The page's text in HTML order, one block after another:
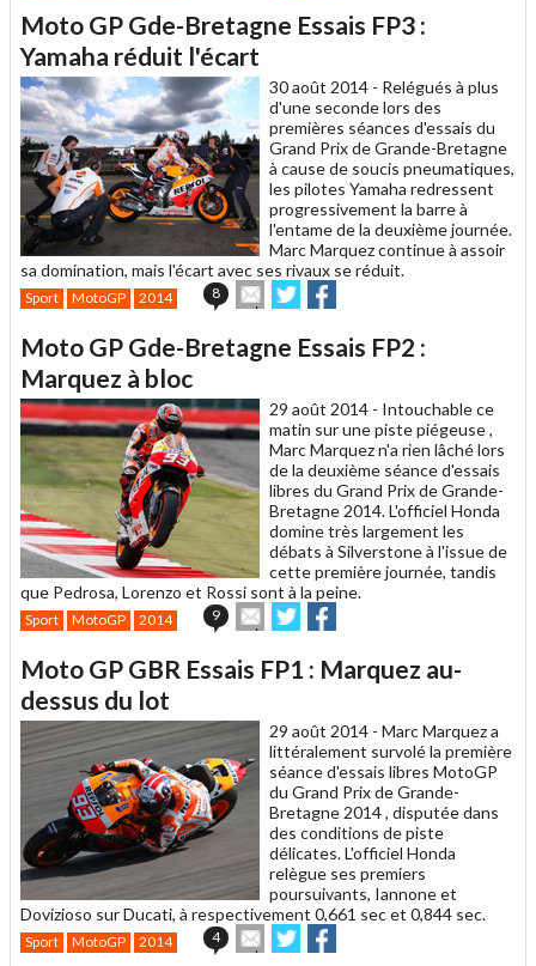
à
un
ami
Moto GP Gde-Bretagne Essais FP3 :
Yamaha réduit l'écart
30 août 2014 - Relégués à plus
d'une seconde lors des
premières séances d'essais du
Grand Prix de Grande-Bretagne
à cause de soucis pneumatiques,
les pilotes Yamaha redressent
progressivement la barre à
l'entame de la deuxième journée.
Marc Marquez continue à assoir
sa domination, mais l'écart avec ses rivaux se réduit.
Sport MotoGP 2014 8
Envoyer
cet
à
Partager
sur sur
Moto GP Gde-Bretagne Essais FP2 :
Marquez à bloc
29 août 2014 - Intouchable ce
matin sur une piste piégeuse ,
Marc Marquez n'a rien lâché lors
de la deuxième séance d'essais
libres du Grand Prix de Grande-
Bretagne 2014. L'officiel Honda
domine très largement les
débats à Silverstone à l'issue de
cette première journée, tandis
que Pedrosa, Lorenzo et Rossi sont à la peine.
Sport MotoGP 2014 9
Envoyer
cet
à
Partager
sur sur
Moto GP GBR Essais FP1 : Marquez au-
dessus du lot
29 août 2014 - Marc Marquez a
littéralement survolé la première
séance d'essais libres MotoGP
du Grand Prix de Grande-
Bretagne 2014 , disputée dans
des conditions de piste
délicates. L'officiel Honda
relègue ses premiers
poursuivants, Iannone et
Dovizioso sur Ducati, à respectivement 0,661 sec et 0,844 sec.
Sport MotoGP 2014 4
Envoyer
cet
Partager
sur sur